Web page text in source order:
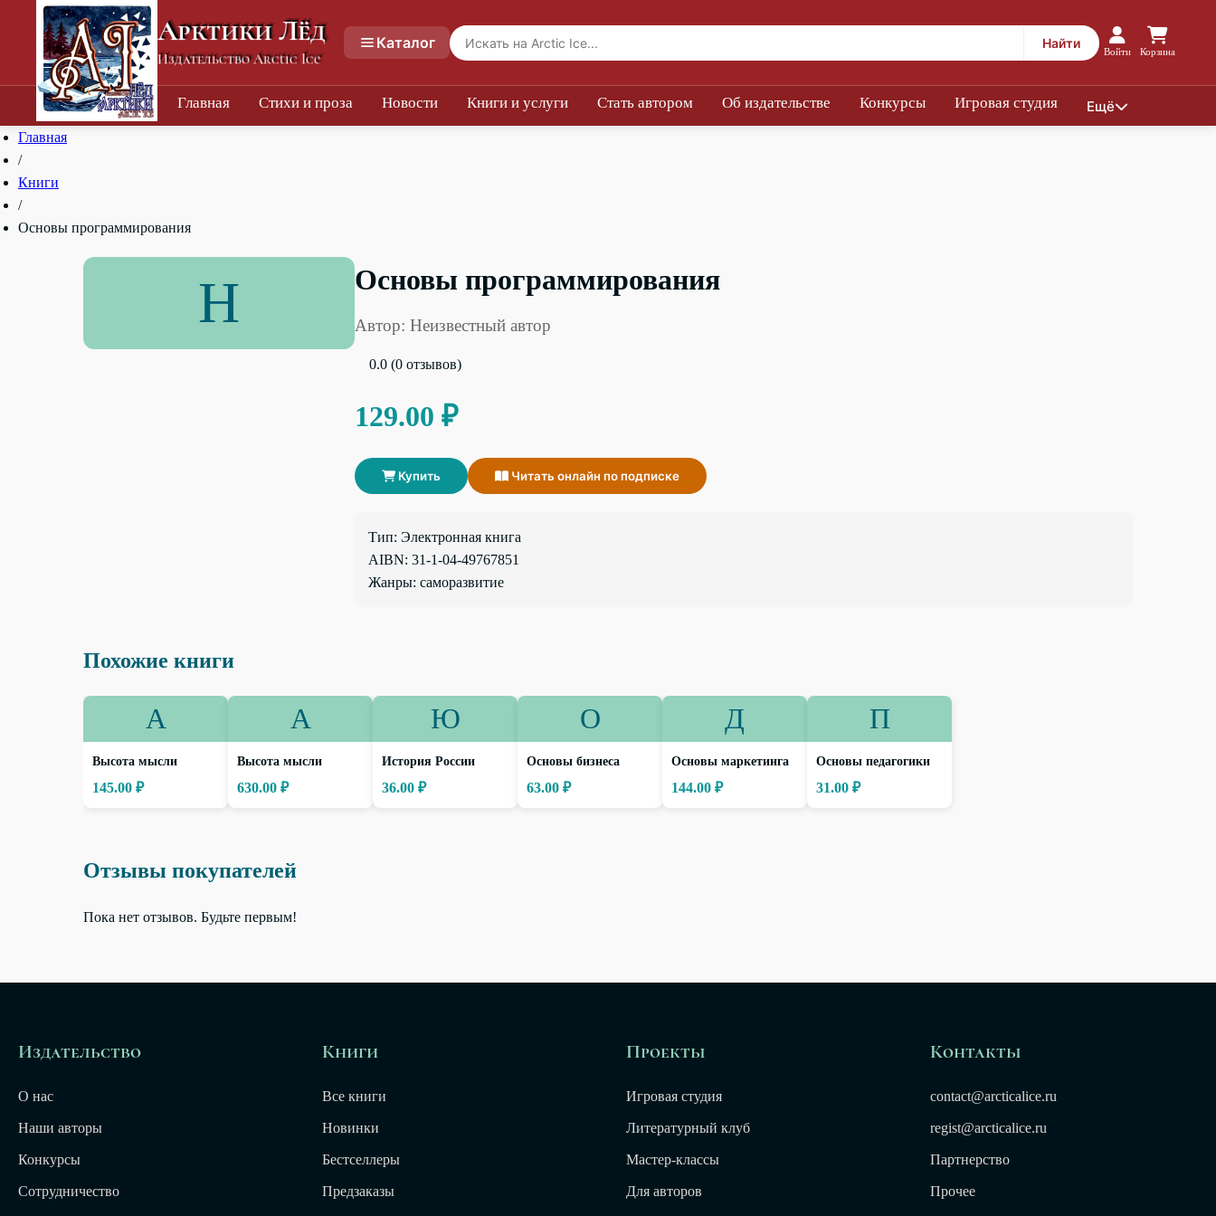
Арктики Лёд
Издательство Arctic Ice
Каталог Найти
Войти Корзина
Главная Стихи и проза Новости Книги и услуги Стать автором Об издательстве Конкурсы Игровая студия Ещё
Главная
/
Книги
/
Основы программирования
Н Основы программирования
Автор: Неизвестный автор
0.0 (0 отзывов)
129.00 ₽
Купить Читать онлайн по подписке
Тип: Электронная книга
AIBN: 31-1-04-49767851
Жанры: саморазвитие
Похожие книги
А
Высота мысли
145.00 ₽
А
Высота мысли
630.00 ₽
Ю
История России
36.00 ₽
О
Основы бизнеса
63.00 ₽
Д
Основы маркетинга
144.00 ₽
П
Основы педагогики
31.00 ₽
Отзывы покупателей
Пока нет отзывов. Будьте первым!
Издательство
О нас
Наши авторы
Конкурсы
Сотрудничество
Книги
Все книги
Новинки
Бестселлеры
Предзаказы
Проекты
Игровая студия
Литературный клуб
Мастер-классы
Для авторов
Контакты
contact@arcticalice.ru
regist@arcticalice.ru
Партнерство
Прочее